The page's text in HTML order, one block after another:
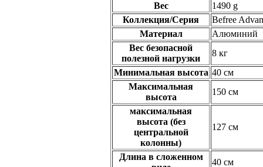
Вес
1490 g
Коллекция/Серия
Befree
Материал
Алюминий
Вес безопасной
полезной нагрузки
8 кг
Минимальная высота 40 см
Максимальная
высота
150 см
максимальная
высота (без
центральной
колонны)
127 см
Длина в сложенном
40 см